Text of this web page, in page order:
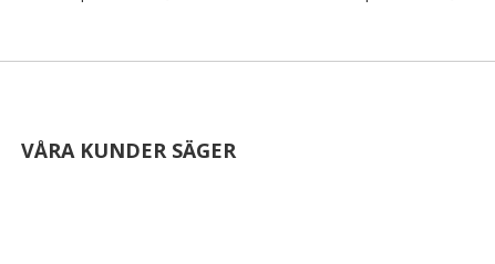
VÅRA KUNDER SÄGER